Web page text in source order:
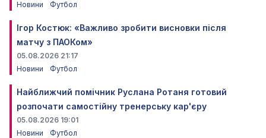
Новини Футбол
Ігор Костюк: «Важливо зробити висновки після
матчу з ПАОКом»
05.08.2026 21:17
Новини
Футбол
Найближчий помічник Руслана Ротаня готовий
розпочати самостійну тренерську кар'єру
05.08.2026 19:01
Новини
Футбол